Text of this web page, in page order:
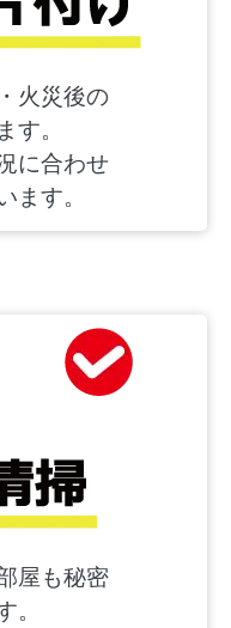
火災後の
す。
に合わせ
ます。
屋も秘密
。